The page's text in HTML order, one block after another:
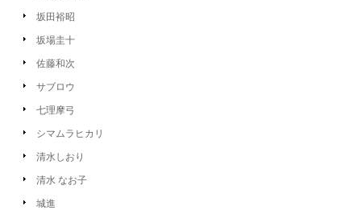
坂田裕昭
坂場圭十
佐藤和次
サブロウ
七理摩弓
シマムラヒカリ
清水しおり
清水 なお子
城進